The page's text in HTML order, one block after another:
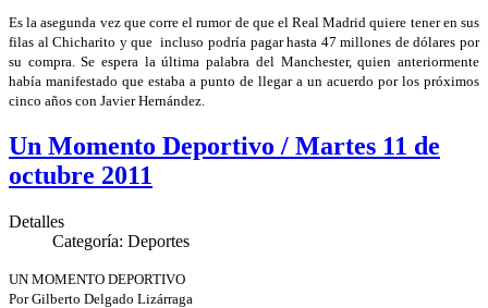
Es la asegunda vez que corre el rumor de que el Real Madrid quiere tener en sus
filas al Chicharito y que incluso podría pagar hasta 47 millones de dólares por
su compra. Se espera la última palabra del Manchester, quien anteriormente
había manifestado que estaba a punto de llegar a un acuerdo por los próximos
cinco años con Javier Hernández.
Un Momento Deportivo / Martes 11 de
octubre 2011
Detalles
Categoría: Deportes
UN MOMENTO DEPORTIVO
Por Gilberto Delgado Lizárraga